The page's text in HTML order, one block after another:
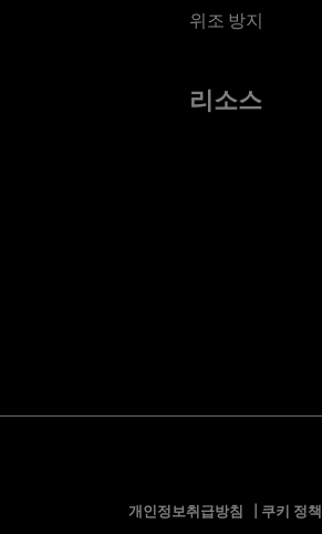
위조 방지
리소스
개인정보취급방침
쿠키 정책